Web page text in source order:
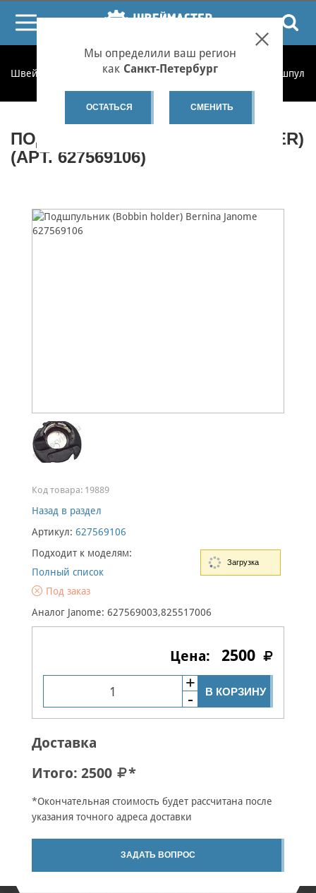
Мы определили ваш регион
как Санкт-Петербург
ОСТАТЬСЯ СМЕНИТЬ
Швеймастер Запчасти Запчасти по категориям
ПОДШПУЛЬНИК (BOBBIN HOLDER)
(АРТ. 627569106)
Код товара: 19889
Назад в раздел
Артикул: 627569106
Подходит к моделям:
Полный список
Под заказ
Аналог Janome: 627569003,825517006
2500
В КОРЗИНУ
Доставка
Итого: 2500 *
*Окончательная стоимость будет рассчитана после
указания точного адреса доставки
ЗАДАТЬ ВОПРОС
Загрузка